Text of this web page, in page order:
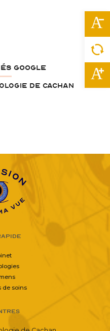
GOOGLE
de Cachan
de soins